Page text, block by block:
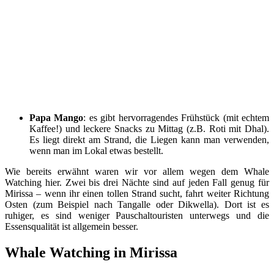
Papa Mango: es gibt hervorragendes Frühstück (mit echtem
Kaffee!) und leckere Snacks zu Mittag (z.B. Roti mit Dhal).
Es liegt direkt am Strand, die Liegen kann man verwenden,
wenn man im Lokal etwas bestellt.
Wie bereits erwähnt waren wir vor allem wegen dem Whale
Watching hier. Zwei bis drei Nächte sind auf jeden Fall genug für
Mirissa – wenn ihr einen tollen Strand sucht, fahrt weiter Richtung
Osten (zum Beispiel nach Tangalle oder Dikwella). Dort ist es
ruhiger, es sind weniger Pauschaltouristen unterwegs und die
Essensqualität ist allgemein besser.
Whale Watching in Mirissa